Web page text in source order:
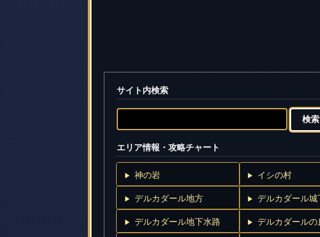
サイト内検索
エリア情報・攻略チャート
神の岩
イシの村
デルカダール地方
デルカダール城
デルカダール地下水路
デルカダールの